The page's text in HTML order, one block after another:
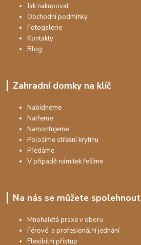
Jak nakupovat
Obchodní podmínky
Fotogalerie
Kontakty
Blog
Zahradní domky na klíč
Nabídneme
Natřeme
Namontujeme
Položíme střešní krytinu
Předáme
V případě námitek řešíme
Na nás se můžete spolehnout
Mnohaletá praxe v oboru
Férové a profesionální jednání
Flexibilní přístup